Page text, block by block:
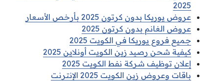
2025
عروض يوريكا بدون كرتون 2025 بأرخص الأسعار
عروض الغانم بدون كرتون 2025
جميع فروع يوريكا في الكويت 2025
كيفية شحن رصيد زين الكويت أونلاين 2025
إعلان توظيف شركة نفط الكويت 2025
باقات وعروض زين الكويت 2025 الإنترنت